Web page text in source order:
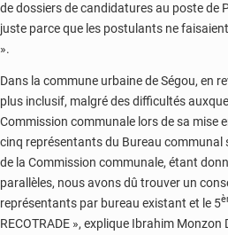
de dossiers de candidatures au poste de
juste parce que les postulants ne
».
Dans la commune urbaine de Ségou, en
plus inclusif, malgré des difficultés
Commission communale lors de sa mise
cinq représentants du Bureau communal
de la Commission communale, étant
parallèles, nous avons dû trouver un
représentants par bureau existant et le 5
RECOTRADE », explique Ibrahim